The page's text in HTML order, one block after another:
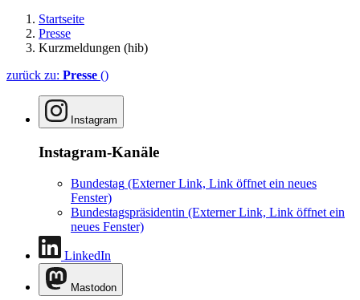
Startseite
Presse
Kurzmeldungen (hib)
zurück zu: Presse ()
Instagram
Instagram-Kanäle
Bundestag (Externer Link, Link öffnet ein neues
Fenster)
Bundestagspräsidentin (Externer Link, Link öffnet ein
neues Fenster)
LinkedIn
Mastodon